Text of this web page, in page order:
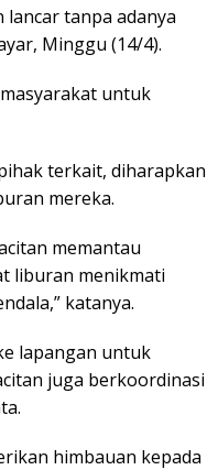
tanpa adanya
Minggu (14/4).
untuk
terkait, diharapkan
mereka.
memantau
liburan menikmati
katanya.
lapangan untuk
juga berkoordinasi
himbauan kepada